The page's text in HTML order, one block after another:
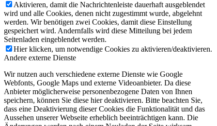
Aktivieren, damit die Nachrichtenleiste dauerhaft ausgeblendet
wird und alle Cookies, denen nicht zugestimmt wurde, abgelehnt
werden. Wir benötigen zwei Cookies, damit diese Einstellung
gespeichert wird. Andernfalls wird diese Mitteilung bei jedem
Seitenladen eingeblendet werden.
Hier klicken, um notwendige Cookies zu aktivieren/deaktivieren.
Andere externe Dienste
Wir nutzen auch verschiedene externe Dienste wie Google
Webfonts, Google Maps und externe Videoanbieter. Da diese
Anbieter möglicherweise personenbezogene Daten von Ihnen
speichern, können Sie diese hier deaktivieren. Bitte beachten Sie,
dass eine Deaktivierung dieser Cookies die Funktionalität und das
Aussehen unserer Webseite erheblich beeinträchtigen kann. Die